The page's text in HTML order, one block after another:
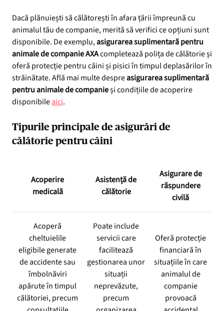
Dacă plănuiești să călătorești în afara țării împreună cu
animalul tău de companie, merită să verifici ce opțiuni sunt
disponibile. De exemplu,asigurarea suplimentară pentru
animale de companie AXAcompletează polița de călătorie și
oferă protecție pentru câini și pisici în timpul deplasărilor în
străinătate. Află mai multe despreasigurarea suplimentară
pentru animale de companieși condițiile de acoperire
disponibileaici.
Tipurile principale de asigurări de
călătorie pentru câini
Acoperire
medicală
Asistență de
călătorie
Asigurare de
răspundere
civilă
Acoperă
cheltuielile
eligibile generate
de accidente sau
îmbolnăviri
apărute în timpul
călătoriei, precum
Poate include
servicii care
facilitează
gestionarea unor
situații
neprevăzute,
precum
Oferă protecție
financiară în
situațiile în care
animalul de
companie
provoacă